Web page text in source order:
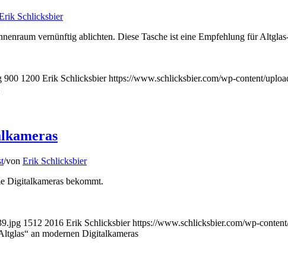
Schlicksbier
vernünftig ablichten. Diese Tasche ist eine Empfehlung für
900 1200 Erik Schlicksbier https://www.schlicksbier.com/wp-content/
/von Erik Schlicksbier
Digitalkameras bekommt.
1512 2016 Erik Schlicksbier https://www.schlicksbier.com/wp-
an modernen Digitalkameras